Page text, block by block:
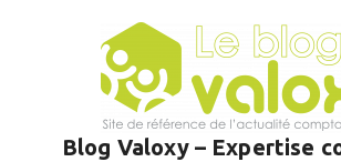
Blog Valoxy – Expertise